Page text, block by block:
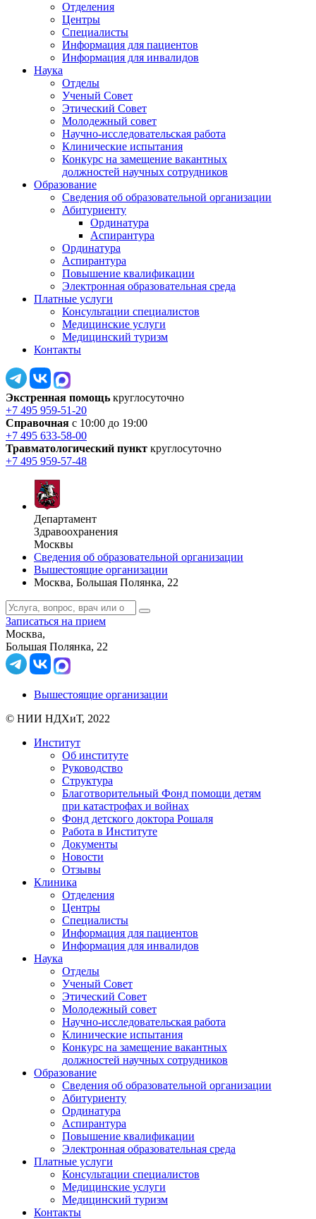
Отделения
Центры
Специалисты
Информация для пациентов
Информация для инвалидов
Наука
Отделы
Ученый Совет
Этический Совет
Молодежный совет
Научно-исследовательская работа
Клинические испытания
Конкурс на замещение вакантных
должностей научных сотрудников
Образование
Сведения об образовательной организации
Абитуриенту
Ординатура
Аспирантура
Ординатура
Аспирантура
Повышение квалификации
Электронная образовательная среда
Платные услуги
Консультации специалистов
Медицинские услуги
Медицинский туризм
Контакты
Экстренная помощь круглосуточно
+7 495 959-51-20
Справочная с 10:00 до 19:00
+7 495 633-58-00
Травматологический пункт круглосуточно
+7 495 959-57-48
Департамент
Здравоохранения
Москвы
Сведения об образовательной организации
Вышестоящие организации
Москва, Большая Полянка, 22
Записаться на прием
Москва,
Большая Полянка, 22
Вышестоящие организации
© НИИ НДХиТ, 2022
Институт
Об институте
Руководство
Структура
Благотворительный Фонд помощи детям
при катастрофах и войнах
Фонд детского доктора Рошаля
Работа в Институте
Документы
Новости
Отзывы
Клиника
Отделения
Центры
Специалисты
Информация для пациентов
Информация для инвалидов
Наука
Отделы
Ученый Совет
Этический Совет
Молодежный совет
Научно-исследовательская работа
Клинические испытания
Конкурс на замещение вакантных
должностей научных сотрудников
Образование
Сведения об образовательной организации
Абитуриенту
Ординатура
Аспирантура
Повышение квалификации
Электронная образовательная среда
Платные услуги
Консультации специалистов
Медицинские услуги
Медицинский туризм
Контакты